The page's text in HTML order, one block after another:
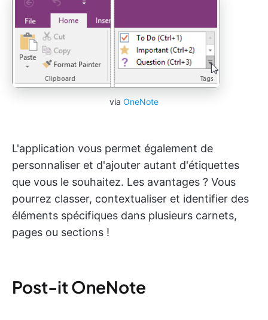
via OneNote
L'application vous permet également de
personnaliser et d'ajouter autant d'étiquettes
que vous le souhaitez. Les avantages ? Vous
pourrez classer, contextualiser et identifier des
éléments spécifiques dans plusieurs carnets,
pages ou sections !
Post-it OneNote